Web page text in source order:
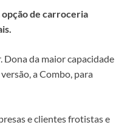
opção de carroceria
Dona da maior capacidade
a Combo, para
e clientes frotistas e